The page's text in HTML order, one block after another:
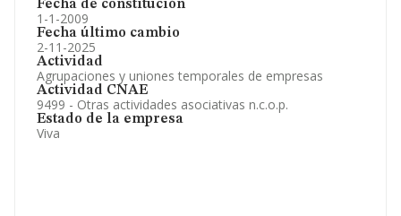
Fecha de constitución
1-1-2009
Fecha último cambio
2-11-2025
Actividad
Agrupaciones y uniones temporales de empresas
Actividad CNAE
9499 - Otras actividades asociativas n.c.o.p.
Estado de la empresa
Viva